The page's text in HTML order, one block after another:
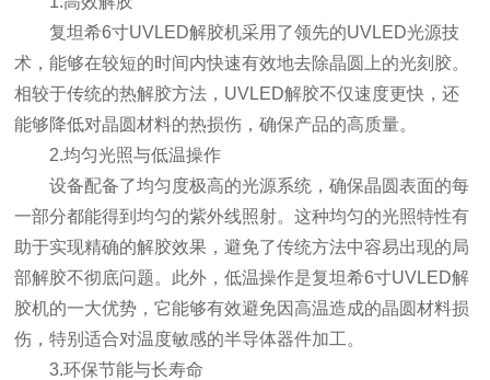
复坦希6寸UVLED解胶机采用了领先的UVLED光源技
术，能够在较短的时间内快速有效地去除晶圆上的光刻胶。
相较于传统的热解胶方法，UVLED解胶不仅速度更快，还
能够降低对晶圆材料的热损伤，确保产品的高质量。
2.均匀光照与低温操作
设备配备了均匀度极高的光源系统，确保晶圆表面的每
一部分都能得到均匀的紫外线照射。这种均匀的光照特性有
助于实现精确的解胶效果，避免了传统方法中容易出现的局
部解胶不彻底问题。此外，低温操作是复坦希6寸UVLED解
胶机的一大优势，它能够有效避免因高温造成的晶圆材料损
伤，特别适合对温度敏感的半导体器件加工。
3.环保节能与长寿命